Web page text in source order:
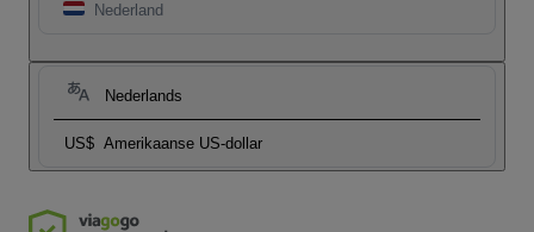
Nederland
Nederlands
US$ Amerikaanse US-dollar